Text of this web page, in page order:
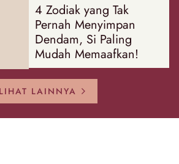
4 Zodiak yang Tak
Pernah Menyimpan
Dendam, Si Paling
Mudah Memaafkan!
LIHAT LAINNYA